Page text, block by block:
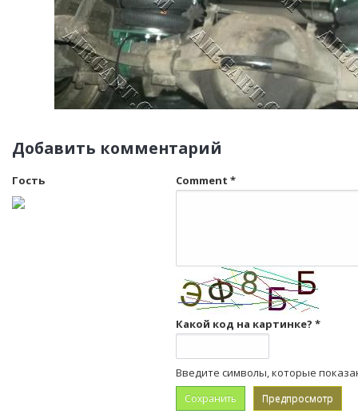
Добавить комментарий
Гость Comment *
Какой код на картинке? *
Введите символы, которые